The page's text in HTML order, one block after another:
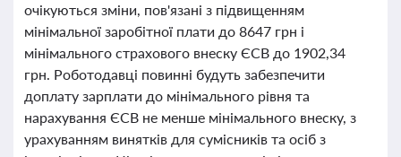
очікуються зміни, пов'язані з підвищенням
мінімальної заробітної плати до 8647 грн і
мінімального страхового внеску ЄСВ до 1902,34
грн. Роботодавці повинні будуть забезпечити
доплату зарплати до мінімального рівня та
нарахування ЄСВ не менше мінімального внеску, з
урахуванням винятків для сумісників та осіб з